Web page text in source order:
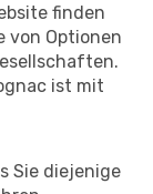
finden
von Optionen
ist mit
Sie diejenige